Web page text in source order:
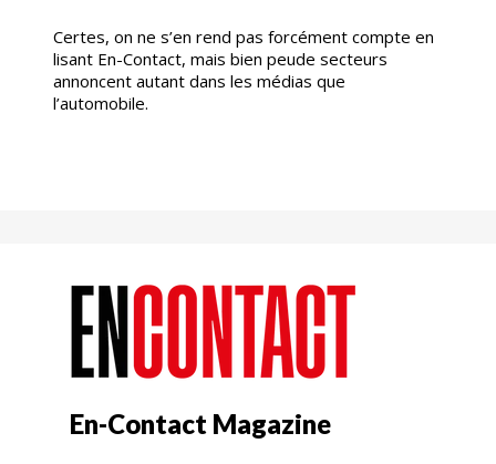
Certes, on ne s’en rend pas forcément compte en
lisant En-Contact, mais bien peude secteurs
annoncent autant dans les médias que
l’automobile.
En-Contact Magazine